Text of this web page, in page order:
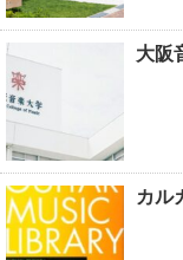
大阪
カル